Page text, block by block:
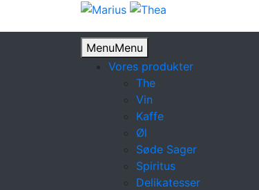
MenuMenu
Vores produkter
The
Vin
Kaffe
Øl
Søde Sager
Spiritus
Delikatesser